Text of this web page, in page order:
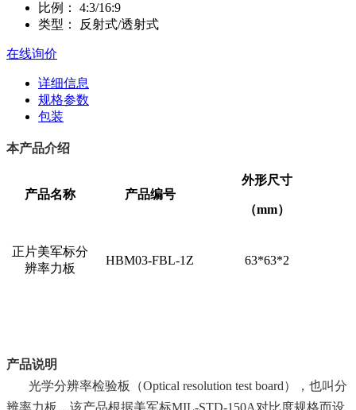
比例：
4:3/16:9
类型：
反射式/透射式
在线询价
详细信息
规格参数
包装
本产品介绍
产品名称 产品编号
外形尺寸
（mm）
正片美军标分
辨率力板
HBM03-FBL-1Z 63*63*2
产品说明
光学分辨率检验板（Optical resolution test board），也叫分